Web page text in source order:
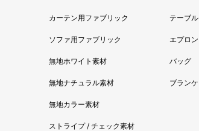
カーテン用ファブリック
ソファ用ファブリック
無地ホワイト素材
無地ナチュラル素材
無地カラー素材
ストライプ / チェック素材
テーブ
エプロン
バッグ
ブランケ